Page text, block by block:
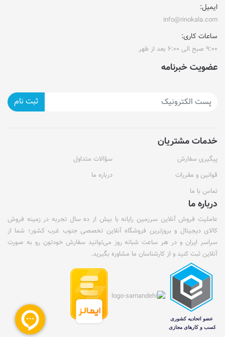
ایمیل:
info@rinokala.com
ساعات کاری:
۹:۰۰ صبح الی ۶:۰۰ بعد از ظهر
عضویت خبرنامه
ثبت نام
خدمات مشتریان
پیگیری سفارش
سؤالات متداول
قوانین و مقررات
درباره ما
تماس با ما
درباره ما
عاملیت فروش آنلاین سرزمین رایانه با بیش از ده سال تجربه در زمینه فروش
کالای دیجیتال و بروزترین فروشگاه آنلاین تخصصی جنوب غرب کشور؛ شما از
سراسر ایران و در هر ساعت شبانه روز می‌توانید سفارش خودتون رو به صورت
آنلاین ثبت کنید و از کارشناسان ما مشاوره بگیرید.